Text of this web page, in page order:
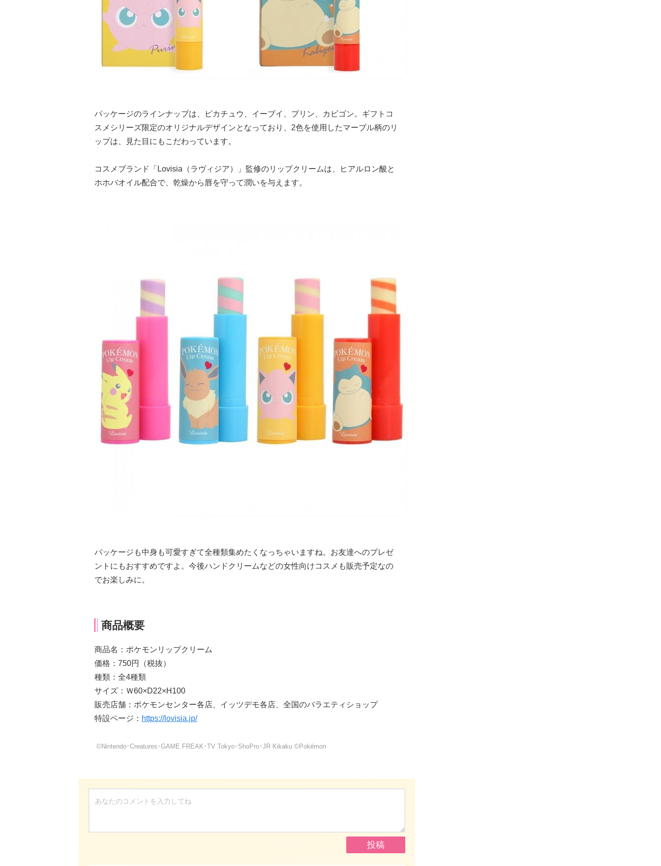
パッケージのラインナップは、ピカチュウ、イーブイ、プリン、カビゴン。ギフトコ
スメシリーズ限定のオリジナルデザインとなっており、2色を使用したマーブル柄のリ
ップは、見た目にもこだわっています。
コスメブランド「Lovisia（ラヴィジア）」監修のリップクリームは、ヒアルロン酸と
ホホバオイル配合で、乾燥から唇を守って潤いを与えます。
パッケージも中身も可愛すぎて全種類集めたくなっちゃいますね。お友達へのプレゼ
ントにもおすすめですよ。今後ハンドクリームなどの女性向けコスメも販売予定なの
でお楽しみに。
商品概要
商品名：ポケモンリップクリーム
価格：750円（税抜）
種類：全4種類
サイズ：Ｗ60×D22×H100
販売店舗：ポケモンセンター各店、イッツデモ各店、全国のバラエティショップ
特設ページ： https://lovisia.jp/
©Nintendo･Creatures･GAME FREAK･TV Tokyo･ShoPro･JR Kikaku ©Pokémon